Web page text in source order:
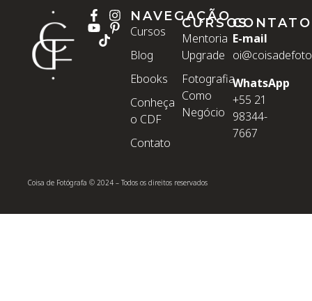
NAVEGAÇÃO
Cursos
Blog
Ebooks
Conheça
o CDF
Contato
CURSOS
Mentoria
Upgrade
Fotografia
Como
Negócio
CONTATO
E-mail
WhatsApp
+55 21
98344-
7667
Coisa de Fotógrafa © 2024 – Todos os direitos reservados